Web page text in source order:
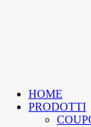
HOME
PRODOTTI